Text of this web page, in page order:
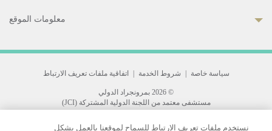
معلومات الموقع
سياسة خاصة شروط الخدمة اتفاقية ملفات تعريف الارتباط
© 2026 بمرونجراد الدولي
مستشفى معتمد من اللجنة الدولية المشتركة (JCI)
33 Sukhumvit 3, Wattana, Bangkok 10110 Thailand.
نستخدم ملفات تعريف الارتباط للسماح لموقعنا بالعمل بشكل